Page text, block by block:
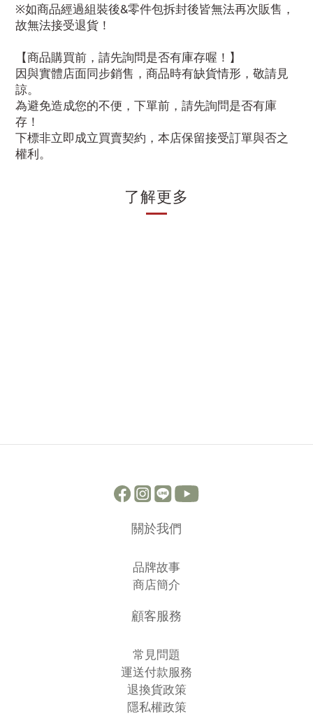
※如商品經過組裝後&零件包拆封後皆無法再次販售，
故無法接受退貨！
【商品購買前，請先詢問是否有庫存喔！】
因與實體店面同步銷售，商品時有缺貨情形，敬請見
諒。
為避免造成您的不便，下單前，請先詢問是否有庫
存！
下標非立即成立買賣契約，本店保留接受訂單與否之
權利。
了解更多
關於我們
品牌故事
商店簡介
顧客服務
常見問題
運送付款服務
退換貨政策
隱私權政策